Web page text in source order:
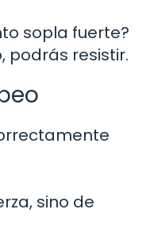
sopla fuerte?
podrás resistir.
sino de